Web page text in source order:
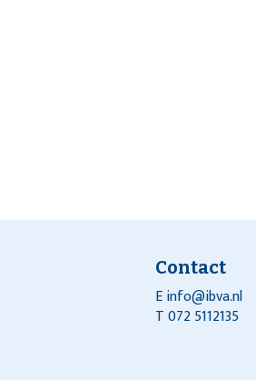
Contact
Einfo@ibva.nl
T 072 5112135